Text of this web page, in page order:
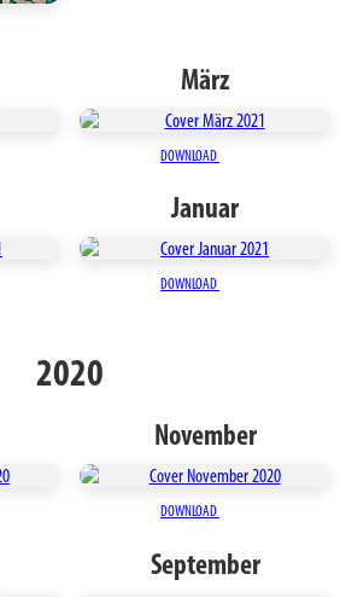
März
DOWNLOAD
Januar
DOWNLOAD
2020
November
DOWNLOAD
September